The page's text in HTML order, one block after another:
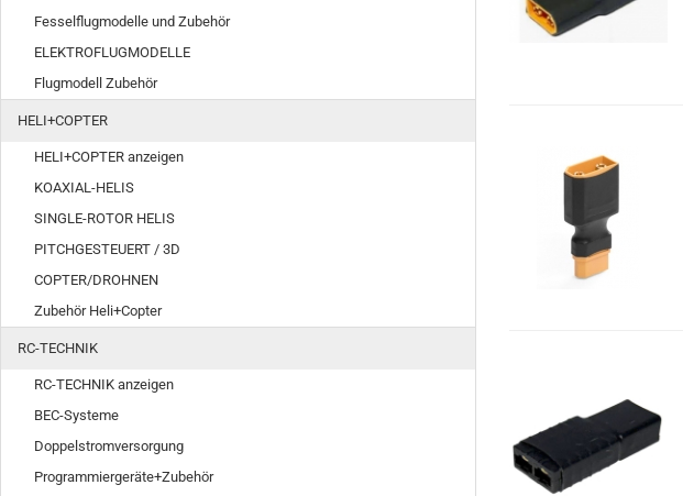
Fesselflugmodelle und Zubehör
ELEKTROFLUGMODELLE
Flugmodell Zubehör
HELI+COPTER
HELI+COPTER anzeigen
KOAXIAL-HELIS
SINGLE-ROTOR HELIS
PITCHGESTEUERT / 3D
COPTER/DROHNEN
Zubehör Heli+Copter
RC-TECHNIK
RC-TECHNIK anzeigen
BEC-Systeme
Doppelstromversorgung
Programmiergeräte+Zubehör